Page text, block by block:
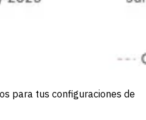
para tus configuraciones de